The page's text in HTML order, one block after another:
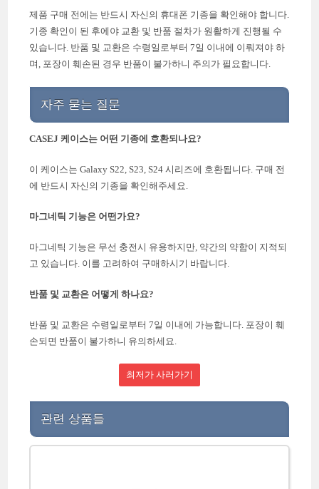
제품 구매 전에는 반드시 자신의 휴대폰 기종을 확인해야 합니다.
기종 확인이 된 후에야 교환 및 반품 절차가 원활하게 진행될 수
있습니다. 반품 및 교환은 수령일로부터 7일 이내에 이뤄져야 하
며, 포장이 훼손된 경우 반품이 불가하니 주의가 필요합니다.
자주 묻는 질문
CASEJ 케이스는 어떤 기종에 호환되나요?
이 케이스는 Galaxy S22, S23, S24 시리즈에 호환됩니다. 구매 전
에 반드시 자신의 기종을 확인해주세요.
마그네틱 기능은 어떤가요?
마그네틱 기능은 무선 충전시 유용하지만, 약간의 약함이 지적되
고 있습니다. 이를 고려하여 구매하시기 바랍니다.
반품 및 교환은 어떻게 하나요?
반품 및 교환은 수령일로부터 7일 이내에 가능합니다. 포장이 훼
손되면 반품이 불가하니 유의하세요.
최저가 사러가기
관련 상품들